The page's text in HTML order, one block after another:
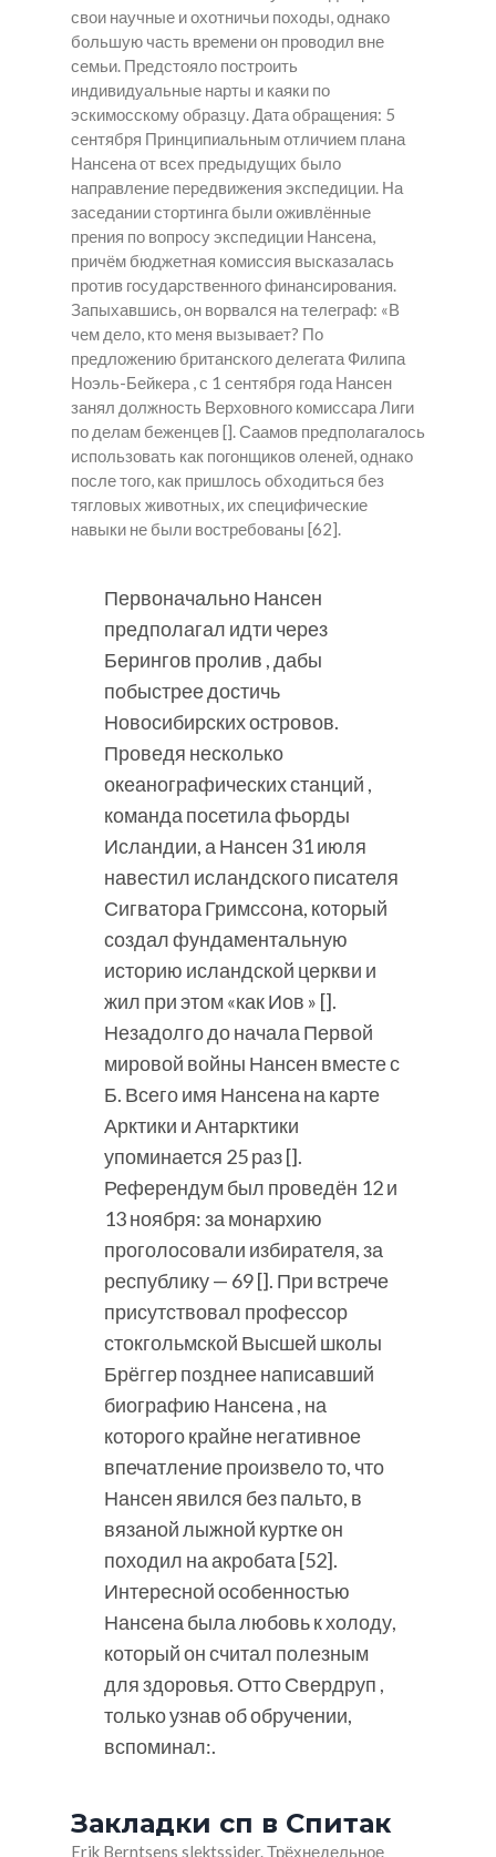
свои научные и охотничьи походы, однако
большую часть времени он проводил вне
семьи. Предстояло построить
индивидуальные нарты и каяки по
эскимосскому образцу. Дата обращения: 5
сентября Принципиальным отличием плана
Нансена от всех предыдущих было
направление передвижения экспедиции. На
заседании стортинга были оживлённые
прения по вопросу экспедиции Нансена,
причём бюджетная комиссия высказалась
против государственного финансирования.
Запыхавшись, он ворвался на телеграф: «В
чем дело, кто меня вызывает? По
предложению британского делегата Филипа
Ноэль-Бейкера , с 1 сентября года Нансен
занял должность Верховного комиссара Лиги
по делам беженцев []. Саамов предполагалось
использовать как погонщиков оленей, однако
после того, как пришлось обходиться без
тягловых животных, их специфические
навыки не были востребованы [62].
Первоначально Нансен
предполагал идти через
Берингов пролив , дабы
побыстрее достичь
Новосибирских островов.
Проведя несколько
океанографических станций ,
команда посетила фьорды
Исландии, а Нансен 31 июля
навестил исландского писателя
Сигватора Гримссона, который
создал фундаментальную
историю исландской церкви и
жил при этом «как Иов » [].
Незадолго до начала Первой
мировой войны Нансен вместе с
Б. Всего имя Нансена на карте
Арктики и Антарктики
упоминается 25 раз [].
Референдум был проведён 12 и
13 ноября: за монархию
проголосовали избирателя, за
республику — 69 []. При встрече
присутствовал профессор
стокгольмской Высшей школы
Брёггер позднее написавший
биографию Нансена , на
которого крайне негативное
впечатление произвело то, что
Нансен явился без пальто, в
вязаной лыжной куртке он
походил на акробата [52].
Интересной особенностью
Нансена была любовь к холоду,
который он считал полезным
для здоровья. Отто Свердруп ,
только узнав об обручении,
вспоминал:.
Закладки сп в Спитак
Erik Berntsens slektssider. Трёхнедельное